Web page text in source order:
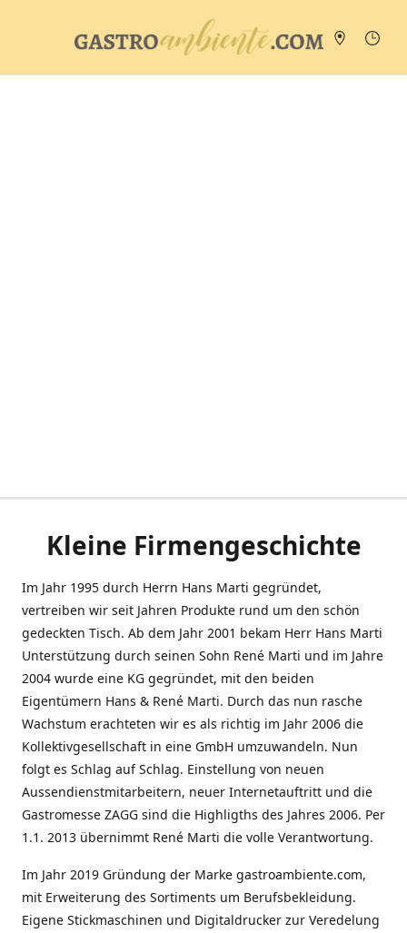
Kleine Firmengeschichte
Im Jahr 1995 durch Herrn Hans Marti gegründet,
vertreiben wir seit Jahren Produkte rund um den schön
gedeckten Tisch. Ab dem Jahr 2001 bekam Herr Hans Marti
Unterstützung durch seinen Sohn René Marti und im Jahre
2004 wurde eine KG gegründet, mit den beiden
Eigentümern Hans & René Marti. Durch das nun rasche
Wachstum erachteten wir es als richtig im Jahr 2006 die
Kollektivgesellschaft in eine GmbH umzuwandeln. Nun
folgt es Schlag auf Schlag. Einstellung von neuen
Aussendienstmitarbeitern, neuer Internetauftritt und die
Gastromesse ZAGG sind die Highligths des Jahres 2006. Per
1.1. 2013 übernimmt René Marti die volle Verantwortung.
Im Jahr 2019 Gründung der Marke gastroambiente.com,
mit Erweiterung des Sortiments um Berufsbekleidung.
Eigene Stickmaschinen und Digitaldrucker zur Veredelung